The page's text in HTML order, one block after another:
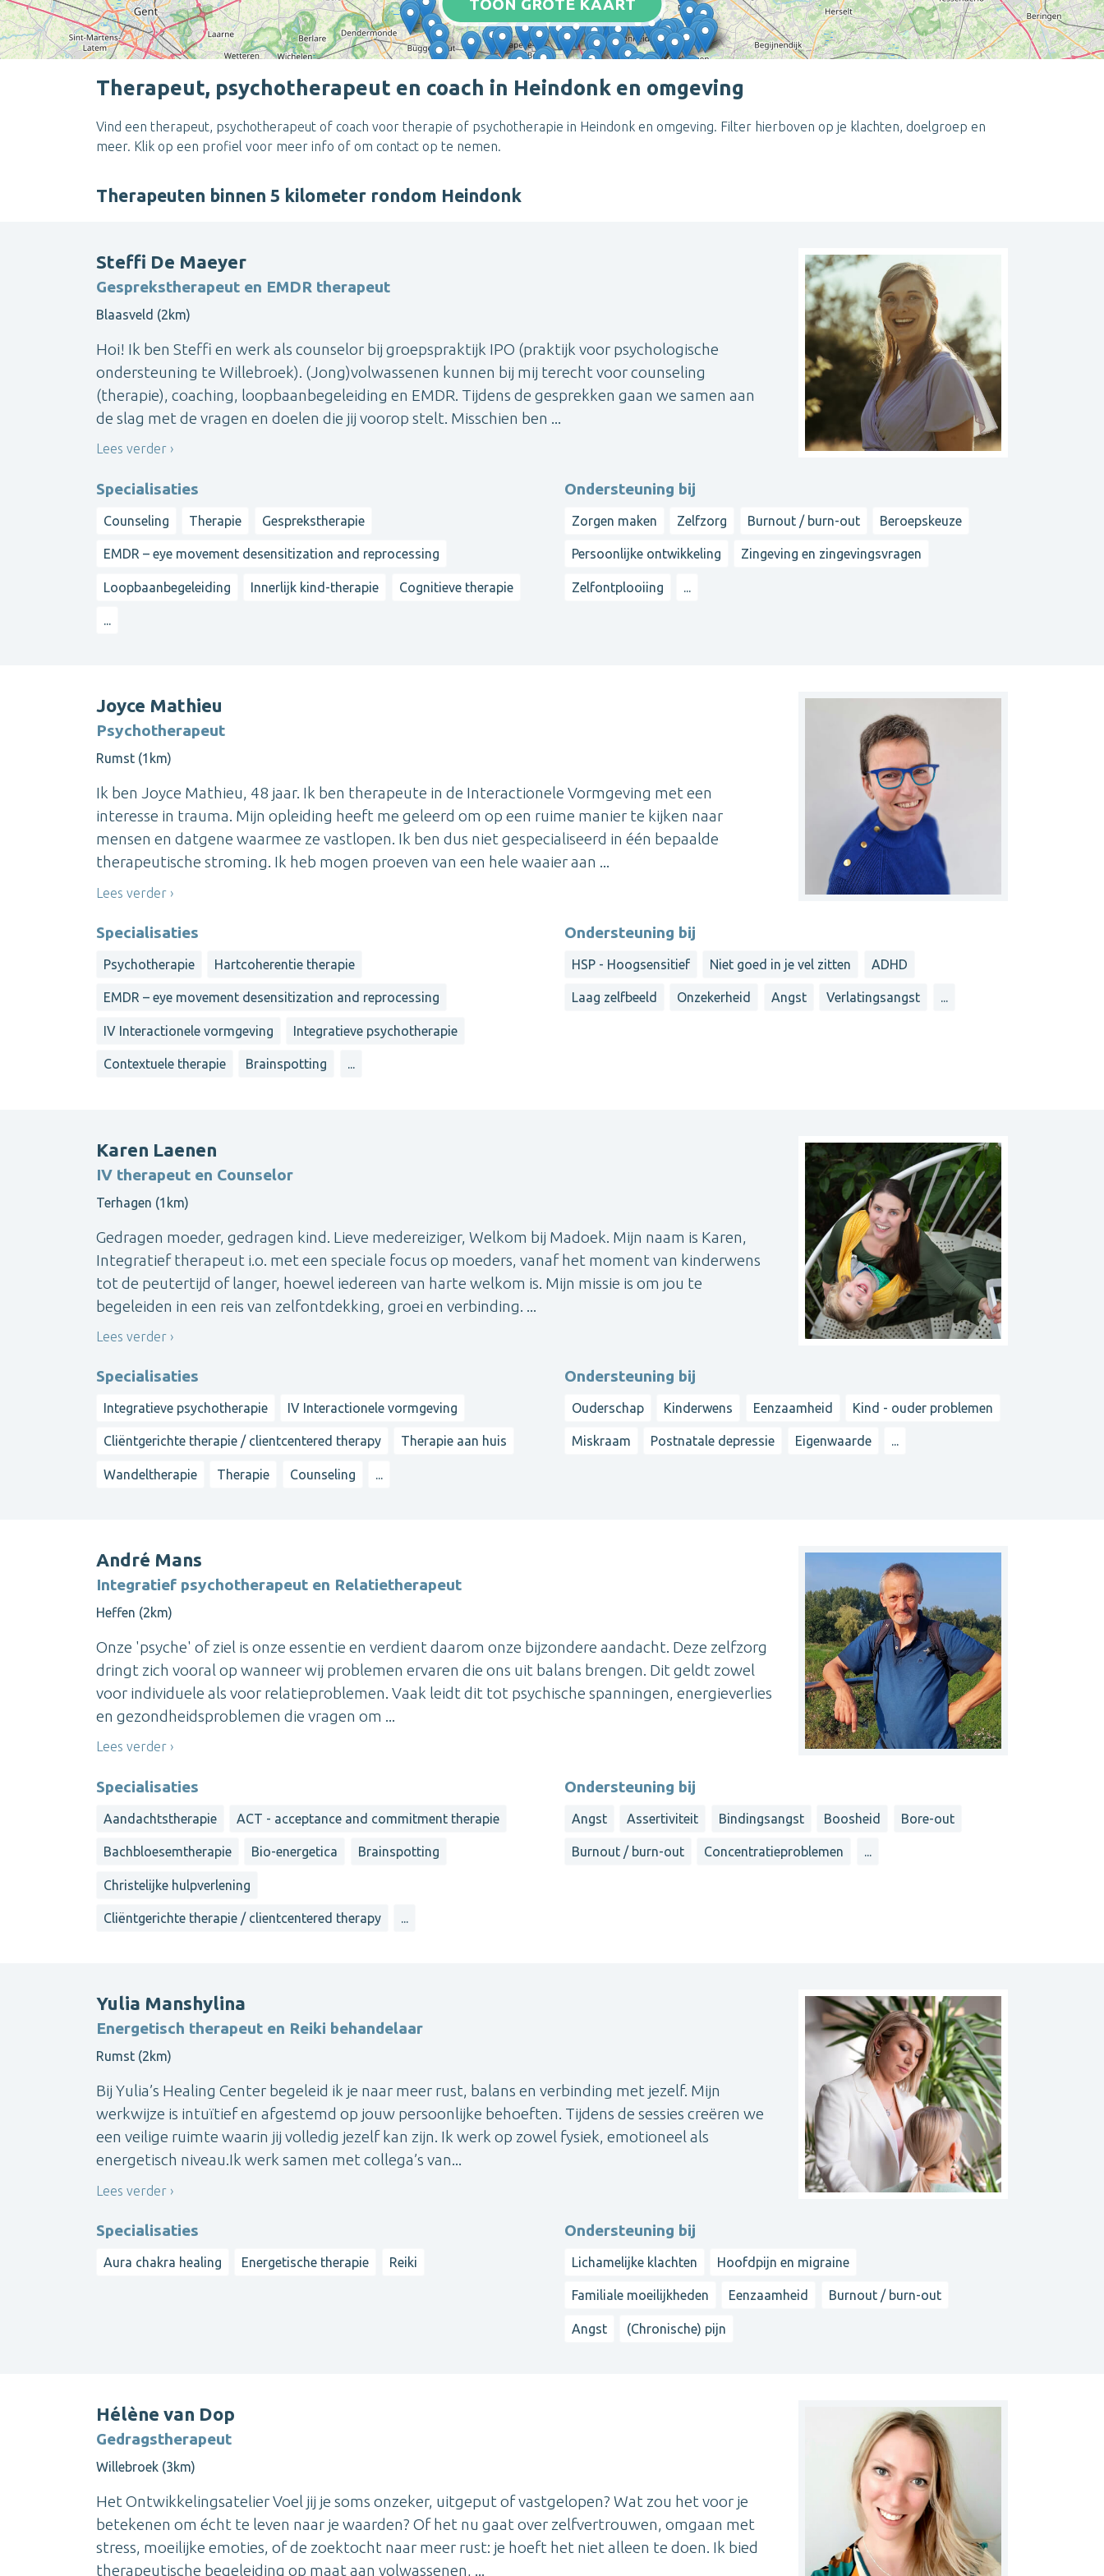
TOON GROTE KAART
Therapeut, psychotherapeut en coach in Heindonk en omgeving
Vind een therapeut, psychotherapeut of coach voor therapie of psychotherapie in Heindonk en omgeving. Filter hierboven op je klachten, doelgroep en
meer. Klik op een profiel voor meer info of om contact op te nemen.
Therapeuten binnen 5 kilometer rondom Heindonk
Steffi De Maeyer
Gesprekstherapeut en EMDR therapeut
Blaasveld (2km)
Hoi! Ik ben Steffi en werk als counselor bij groepspraktijk IPO (praktijk voor psychologische
ondersteuning te Willebroek). (Jong)volwassenen kunnen bij mij terecht voor counseling
(therapie), coaching, loopbaanbegeleiding en EMDR. Tijdens de gesprekken gaan we samen aan
de slag met de vragen en doelen die jij voorop stelt. Misschien ben ...
Lees verder
Specialisaties
Counseling Therapie Gesprekstherapie
EMDR – eye movement desensitization and reprocessing
Loopbaanbegeleiding Innerlijk kind-therapie Cognitieve therapie
...
Ondersteuning bij
Zorgen maken Zelfzorg Burnout / burn-out Beroepskeuze
Persoonlijke ontwikkeling Zingeving en zingevingsvragen
Zelfontplooiing
Joyce Mathieu
Psychotherapeut
Rumst (1km)
Ik ben Joyce Mathieu, 48 jaar. Ik ben therapeute in de Interactionele Vormgeving met een
interesse in trauma. Mijn opleiding heeft me geleerd om op een ruime manier te kijken naar
mensen en datgene waarmee ze vastlopen. Ik ben dus niet gespecialiseerd in één bepaalde
therapeutische stroming. Ik heb mogen proeven van een hele waaier aan ...
Lees verder
Specialisaties
Psychotherapie Hartcoherentie therapie
EMDR – eye movement desensitization and reprocessing
IV Interactionele vormgeving Integratieve psychotherapie
Contextuele therapie Brainspotting ...
Ondersteuning bij
HSP - Hoogsensitief Niet goed in je vel zitten ADHD
Laag zelfbeeld Onzekerheid Angst Verlatingsangst ...
Karen Laenen
IV therapeut en Counselor
Terhagen (1km)
Gedragen moeder, gedragen kind. Lieve medereiziger, Welkom bij Madoek. Mijn naam is Karen,
Integratief therapeut i.o. met een speciale focus op moeders, vanaf het moment van kinderwens
tot de peutertijd of langer, hoewel iedereen van harte welkom is. Mijn missie is om jou te
begeleiden in een reis van zelfontdekking, groei en verbinding. ...
Lees verder
Specialisaties
Integratieve psychotherapie IV Interactionele vormgeving
Cliëntgerichte therapie / clientcentered therapy Therapie aan huis
Wandeltherapie Therapie Counseling ...
Ondersteuning bij
Ouderschap Kinderwens Eenzaamheid Kind - ouder problemen
Miskraam Postnatale depressie Eigenwaarde ...
André Mans
Integratief psychotherapeut en Relatietherapeut
Heffen (2km)
Onze 'psyche' of ziel is onze essentie en verdient daarom onze bijzondere aandacht. Deze zelfzorg
dringt zich vooral op wanneer wij problemen ervaren die ons uit balans brengen. Dit geldt zowel
voor individuele als voor relatieproblemen. Vaak leidt dit tot psychische spanningen, energieverlies
en gezondheidsproblemen die vragen om ...
Lees verder
Specialisaties
Aandachtstherapie ACT - acceptance and commitment therapie
Bachbloesemtherapie Bio-energetica Brainspotting
Christelijke hulpverlening
Cliëntgerichte therapie / clientcentered therapy ...
Ondersteuning bij
Angst Assertiviteit Bindingsangst Boosheid Bore-out
Burnout / burn-out Concentratieproblemen ...
Yulia Manshylina
Energetisch therapeut en Reiki behandelaar
Rumst (2km)
Bij Yulia’s Healing Center begeleid ik je naar meer rust, balans en verbinding met jezelf. Mijn
werkwijze is intuïtief en afgestemd op jouw persoonlijke behoeften. Tijdens de sessies creëren we
een veilige ruimte waarin jij volledig jezelf kan zijn. Ik werk op zowel fysiek, emotioneel als
energetisch niveau.Ik werk samen met collega’s van...
Lees verder
Specialisaties
Aura chakra healing Energetische therapie Reiki
Ondersteuning bij
Lichamelijke klachten Hoofdpijn en migraine
Familiale moeilijkheden Eenzaamheid Burnout / burn-out
Angst (Chronische) pijn
Hélène van Dop
Gedragstherapeut
Willebroek (3km)
Het Ontwikkelingsatelier Voel jij je soms onzeker, uitgeput of vastgelopen? Wat zou het voor je
betekenen om écht te leven naar je waarden? Of het nu gaat over zelfvertrouwen, omgaan met
stress, moeilijke emoties, of de zoektocht naar meer rust: je hoeft het niet alleen te doen. Ik bied
therapeutische begeleiding op maat aan volwassenen, ...